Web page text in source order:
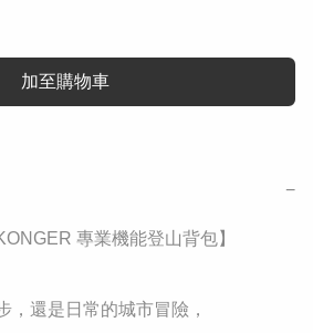
加至購物車
−
專業機能登山背包】
，還是日常的城市冒險，